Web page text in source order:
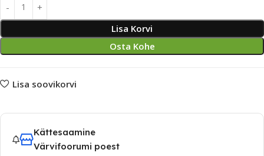
Lisa Korvi
Osta Kohe
Lisa soovikorvi
Kättesaamine
Värvifoorumi poest